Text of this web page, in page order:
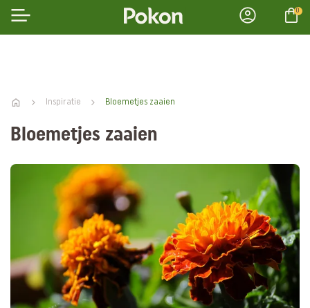
0
Inspiratie Bloemetjes zaaien
Bloemetjes zaaien